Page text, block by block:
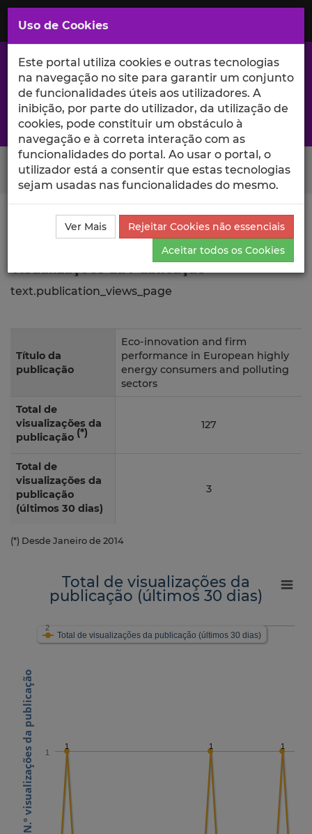
Saltar
para
Conteúdo
Principal
A excelência da investigação e ciência no Iscte
Search Button
Ciência_Iscte Publicações
Descrição Detalhada da
Publicação
Visualizações
text.publication_views_page
Título da
publicação
Eco-innovation and firm
performance in European highly
energy consumers and polluting
sectors
Total de
visualizações da
publicação (*)
127
Total de
visualizações da
publicação
(últimos 30 dias)
3
(*) Desde Janeiro de 2014
N.º visualizações da publicação
Total de visualizações da
publicação (últimos 30 dias)
1 1 1
Total de visualizações da publicação (últimos 30 dias)
1
2
Uso de Cookies
Este portal utiliza cookies e outras tecnologias
na navegação no site para garantir um conjunto
de funcionalidades úteis aos utilizadores. A
inibição, por parte do utilizador, da utilização de
cookies, pode constituir um obstáculo à
navegação e à correta interação com as
funcionalidades do portal. Ao usar o portal, o
utilizador está a consentir que estas tecnologias
sejam usadas nas funcionalidades do mesmo.
Ver Mais
Rejeitar Cookies não essenciais
Aceitar todos os Cookies